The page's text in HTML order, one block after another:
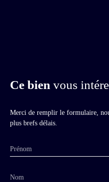
Ce bien vous
Merci de remplir le formulaire,
plus brefs délais.
Prénom
Nom